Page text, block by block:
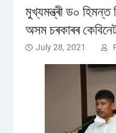
মুখ্যমন্ত্ৰী ড০ হিমন্ত
অসম চৰকাৰৰ
July 28, 2021